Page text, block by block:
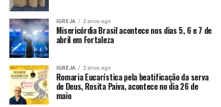
IGREJA 2 anos ago
Misericórdia Brasil acontece nos dias 5, 6 e 7 de
abril em Fortaleza
IGREJA 2 anos ago
Romaria Eucarística pela beatificação da serva
de Deus, Rosita Paiva, acontece no dia 26 de
maio